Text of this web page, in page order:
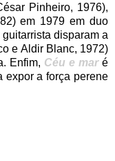
Pinheiro, 1976),
em 1979 em duo
disparam a
e Aldir Blanc, 1972)
Enfim, Céu e maré
expor a força perene